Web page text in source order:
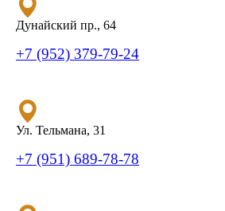
Дунайский пр., 64
+7 (952) 379-79-24
Ул. Тельмана, 31
+7 (951) 689-78-78